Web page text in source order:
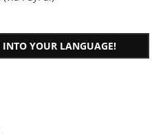
YOUR LANGUAGE!